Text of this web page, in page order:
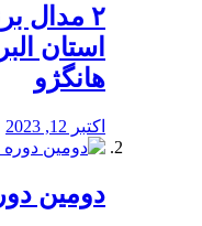
استان
هانگژو
اکتبر 12, 2023
دومین